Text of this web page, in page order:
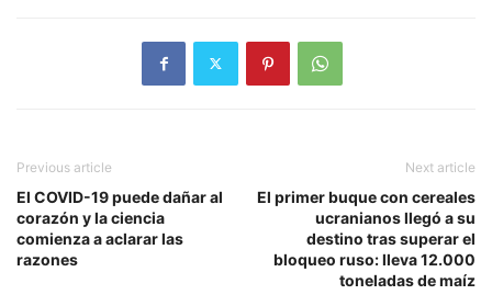
Previous article
El COVID-19 puede dañar al
corazón y la ciencia
comienza a aclarar las
razones
Next article
El primer buque con cereales
ucranianos llegó a su
destino tras superar el
bloqueo ruso: lleva 12.000
toneladas de maíz